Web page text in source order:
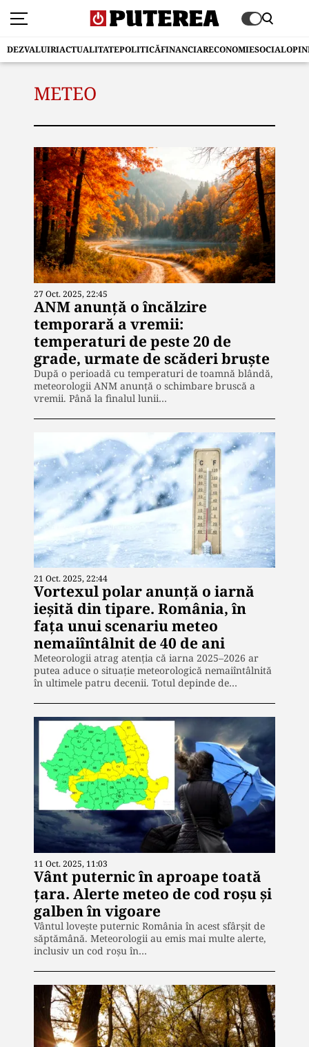
DEZVALUIRIACTUALITATEPOLITICĂFINANCIARECONOMIESOCIAL
METEO
27 Oct. 2025, 22:45
ANM anunță o încălzire
temporară a vremii:
temperaturi de peste 20 de
grade, urmate de scăderi bruște
După o perioadă cu temperaturi de toamnă blândă,
meteorologii ANM anunță o schimbare bruscă a
vremii. Până la finalul lunii…
21 Oct. 2025, 22:44
Vortexul polar anunță o iarnă
ieșită din tipare. România, în
fața unui scenariu meteo
nemaiîntâlnit de 40 de ani
Meteorologii atrag atenția că iarna 2025–2026 ar
putea aduce o situație meteorologică nemaiîntâlnită
în ultimele patru decenii. Totul depinde de…
11 Oct. 2025, 11:03
Vânt puternic în aproape toată
țara. Alerte meteo de cod roșu și
galben în vigoare
Vântul lovește puternic România în acest sfârșit de
săptămână. Meteorologii au emis mai multe alerte,
inclusiv un cod roșu în…